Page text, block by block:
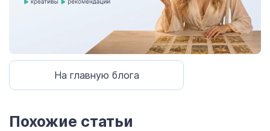
На главную блога
Похожие статьи